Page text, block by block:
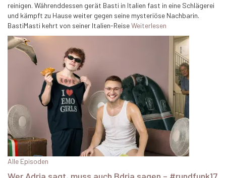
reinigen. Währenddessen gerät Basti in Italien fast in eine Schlägerei
und kämpft zu Hause weiter gegen seine mysteriöse Nachbarin.
BastiMasti kehrt von seiner Italien-ReiseWeiterlesen
Alle Episoden